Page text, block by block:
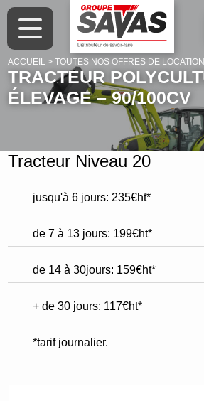
NOS OFFRES
Tout le matériel neuf disponible
L’occasion Premium
Louez votre matériel agricole
CLAAS connect
Savas shop
NOTRE
Nos établissements
NOS MÉTIERS
Matériel d’occasion
Location courte durée
Pièces détachées
ACCUEIL >TOUTES NOS OFFRES DE LOCATION
TRACTEUR
ÉLEVAGE – 90/100CV
Tracteur Niveau 20
jusqu'à 6 jours: 235€ht*
de 7 à 13 jours: 199€ht*
de 14 à 30jours: 159€ht*
+ de 30 jours: 117€ht*
*tarif journalier.